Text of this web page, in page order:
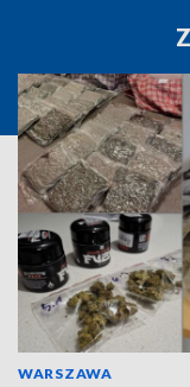
WARSZAWA